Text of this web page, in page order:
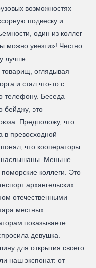
возможностях
подвеску и
один из коллег
можно увезти»! Честно
лучше
товарищ, оглядывая
и стал что-то с
телефону. Беседа
бейджу, это
Предположу, что
в превосходной
что кооператоры
наслышаны. Меньше
коллеги. Это
архангельских
отечественными
местных
показываете
девушка.
для открытия своего
наш экспонат: от